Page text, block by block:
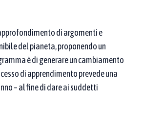
di argomenti e
del pianeta, proponendo un
è di generare un cambiamento
di apprendimento prevede una
– al fine di dare ai suddetti